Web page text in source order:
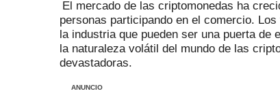
El mercado de las criptomonedas ha
personas participando en el comercio. Los
la industria que pueden ser una puerta de
la naturaleza volátil del mundo de las
devastadoras.
ANUNCIO